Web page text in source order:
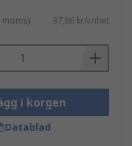
moms) 37,86 kr/enhet
i korgen
Datablad